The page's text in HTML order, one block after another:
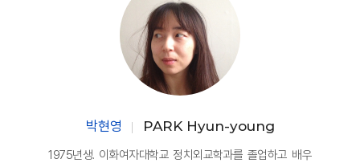
박현영 PARK Hyun-young
1975년생. 이화여자대학교 정치외교학과를 졸업하고 배우